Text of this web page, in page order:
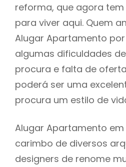
reforma, que agora
para viver aqui. Quem
Alugar Apartamento
algumas dificuldades
procura e falta de
poderá ser uma
procura um estilo de
Alugar Apartamento
carimbo de diversos
designers de renome